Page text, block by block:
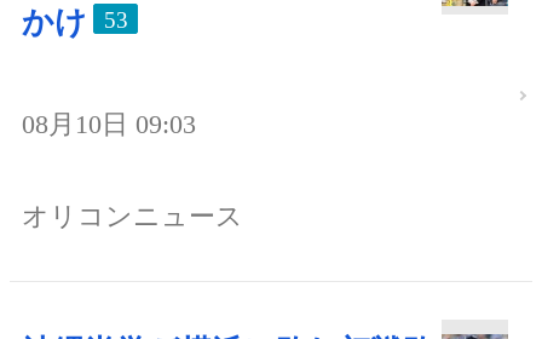
かけ
53
08月10日 09:03
オリコンニュース